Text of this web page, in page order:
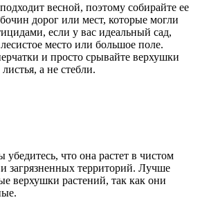
весной, поэтому собирайте ее
дорог или мест, которые могли
если у вас идеальный сад,
место или большое поле.
и просто срывайте верхушки
а не стебли.
что она растет в чистом
загрязненных территорий. Лучше
верхушки растений, так как они